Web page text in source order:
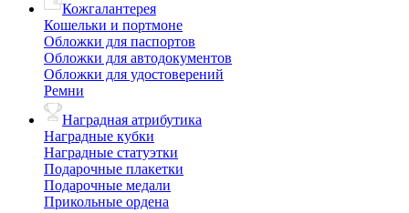
Кожгалантерея
Кошельки и портмоне
Обложки для паспортов
Обложки для автодокументов
Обложки для удостоверений
Ремни
Наградная атрибутика
Наградные кубки
Наградные статуэтки
Подарочные плакетки
Подарочные медали
Прикольные ордена